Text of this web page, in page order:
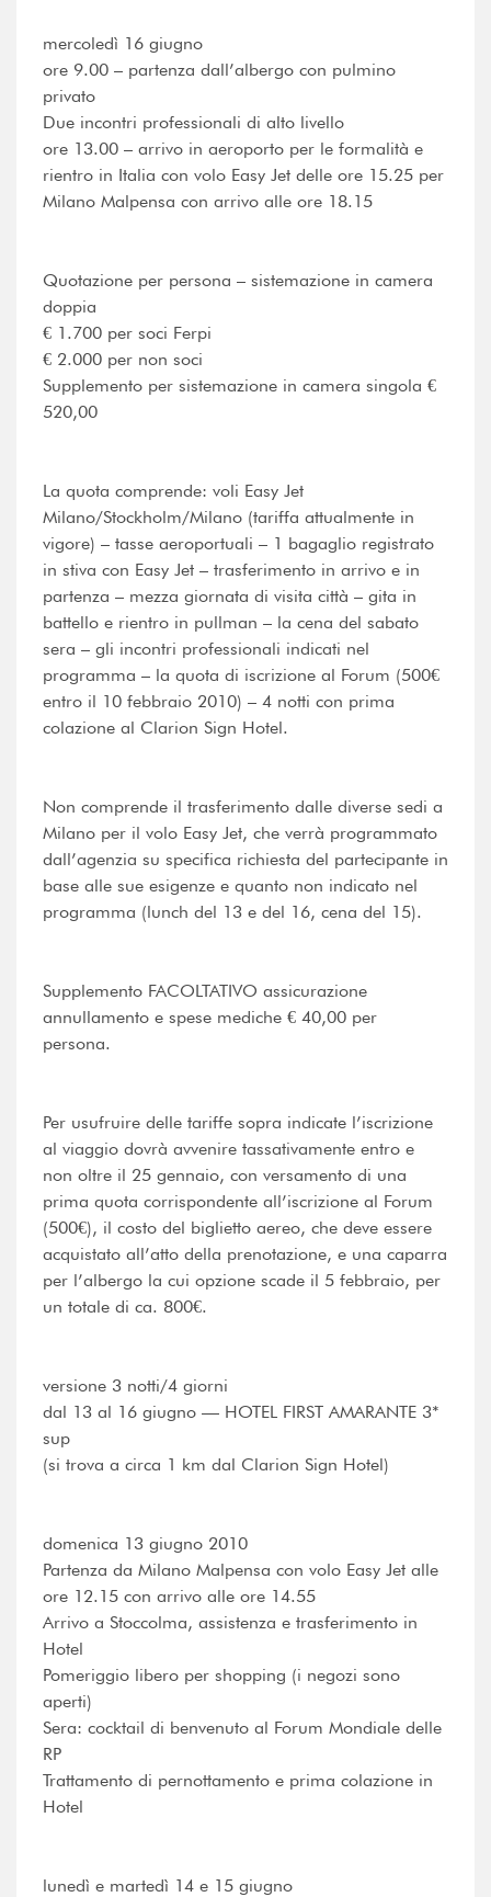
mercoledì 16 giugno
ore 9.00 – partenza dall’albergo con pulmino
privato
Due incontri professionali di alto livello
ore 13.00 – arrivo in aeroporto per le formalità e
rientro in Italia con volo Easy Jet delle ore 15.25 per
Milano Malpensa con arrivo alle ore 18.15
Quotazione per persona – sistemazione in camera
doppia
€ 1.700 per soci Ferpi
€ 2.000 per non soci
Supplemento per sistemazione in camera singola €
520,00
La quota comprende: voli Easy Jet
Milano/Stockholm/Milano (tariffa attualmente in
vigore) – tasse aeroportuali – 1 bagaglio registrato
in stiva con Easy Jet – trasferimento in arrivo e in
partenza – mezza giornata di visita città – gita in
battello e rientro in pullman – la cena del sabato
sera – gli incontri professionali indicati nel
programma – la quota di iscrizione al Forum (500€
entro il 10 febbraio 2010) – 4 notti con prima
colazione al Clarion Sign Hotel.
Non comprende il trasferimento dalle diverse sedi a
Milano per il volo Easy Jet, che verrà programmato
dall’agenzia su specifica richiesta del partecipante in
base alle sue esigenze e quanto non indicato nel
programma (lunch del 13 e del 16, cena del 15).
Supplemento FACOLTATIVO assicurazione
annullamento e spese mediche € 40,00 per
persona.
Per usufruire delle tariffe sopra indicate l’iscrizione
al viaggio dovrà avvenire tassativamente entro e
non oltre il 25 gennaio, con versamento di una
prima quota corrispondente all’iscrizione al Forum
(500€), il costo del biglietto aereo, che deve essere
acquistato all’atto della prenotazione, e una caparra
per l’albergo la cui opzione scade il 5 febbraio, per
un totale di ca. 800€.
versione 3 notti/4 giorni
dal 13 al 16 giugno –– HOTEL FIRST AMARANTE 3*
sup
(si trova a circa 1 km dal Clarion Sign Hotel)
domenica 13 giugno 2010
Partenza da Milano Malpensa con volo Easy Jet alle
ore 12.15 con arrivo alle ore 14.55
Arrivo a Stoccolma, assistenza e trasferimento in
Hotel
Pomeriggio libero per shopping (i negozi sono
aperti)
Sera: cocktail di benvenuto al Forum Mondiale delle
RP
Trattamento di pernottamento e prima colazione in
Hotel
lunedì e martedì 14 e 15 giugno